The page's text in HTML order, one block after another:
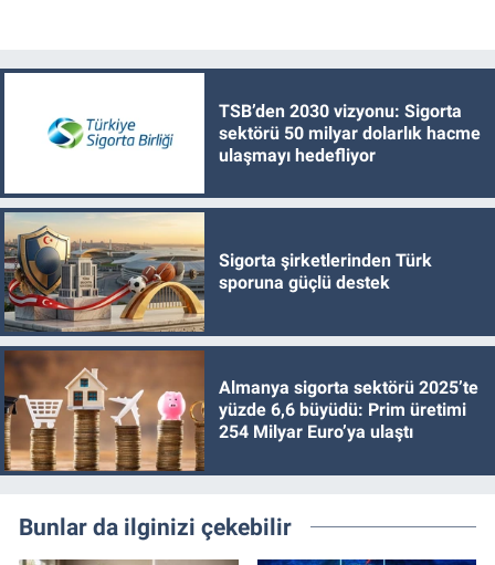
TSB’den 2030 vizyonu: Sigorta
sektörü 50 milyar dolarlık hacme
ulaşmayı hedefliyor
Sigorta şirketlerinden Türk
sporuna güçlü destek
Almanya sigorta sektörü 2025’te
yüzde 6,6 büyüdü: Prim üretimi
254 Milyar Euro’ya ulaştı
Bunlar da ilginizi çekebilir